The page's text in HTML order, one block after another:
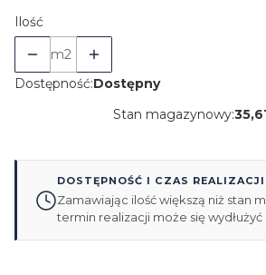
Ilość
m2
Dostępność:Dostępny
Stan magazynowy:
DOSTĘPNOŚĆ I CZAS REALIZACJI
Zamawiając ilość większą niż stan
termin realizacji może się wydłużyć